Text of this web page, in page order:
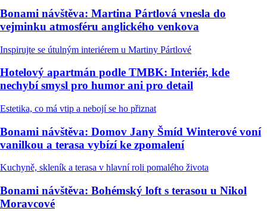
Bonami návštěva: Martina Pártlová vnesla do
vejminku atmosféru anglického venkova
Inspirujte se útulným interiérem u Martiny Pártlové
Hotelový apartmán podle TMBK: Interiér, kde
nechybí smysl pro humor ani pro detail
Estetika, co má vtip a nebojí se ho přiznat
Bonami návštěva: Domov Jany Šmíd Winterové voní
vanilkou a terasa vybízí ke zpomalení
Kuchyně, skleník a terasa v hlavní roli pomalého života
Bonami návštěva: Bohémský loft s terasou u Nikol
Moravcové